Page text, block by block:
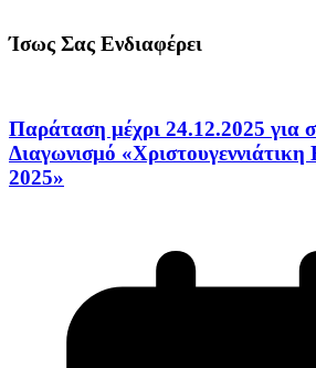
Ίσως Σας Ενδιαφέρει
Παράταση μέχρι 24.12.2025 για
Διαγωνισμό
2025»